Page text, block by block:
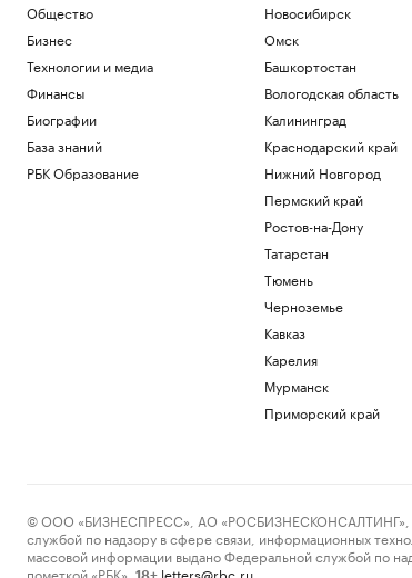
Общество
Бизнес
Технологии и медиа
Финансы
Биографии
База знаний
РБК Образование
Новосибирск
Омск
Башкортостан
Вологодская область
Калининград
Краснодарский край
Нижний Новгород
Пермский край
Ростов-на-Дону
Татарстан
Тюмень
Черноземье
Кавказ
Карелия
Мурманск
Приморский край
© ООО «БИЗНЕСПРЕСС», АО «РОСБИЗНЕСКОНСАЛТИНГ»,
службой по надзору в сфере связи, информационных
массовой информации выдано Федеральной службой по
пометкой «РБК».
letters@rbc.ru